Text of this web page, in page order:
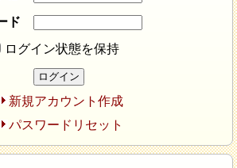
ド
ログイン状態を保持
新規アカウント作成
パスワードリセット